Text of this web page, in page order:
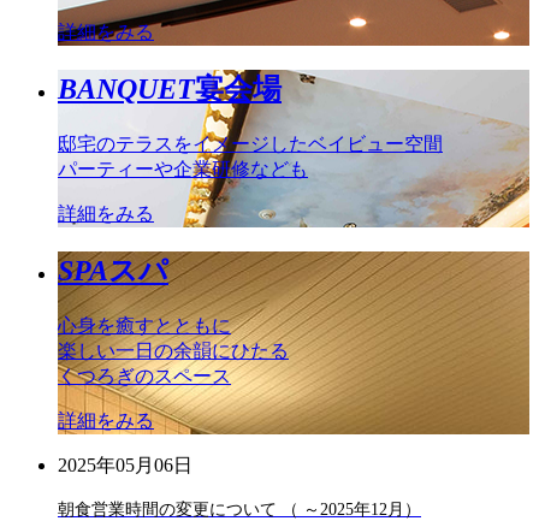
詳細をみる
BANQUET宴会場
邸宅のテラスをイメージしたベイビュー空間
パーティーや企業研修なども
詳細をみる
SPAスパ
心身を癒すとともに
楽しい一日の余韻にひたる
くつろぎのスペース
詳細をみる
2025年05月06日
朝食営業時間の変更について （ ～2025年12月）